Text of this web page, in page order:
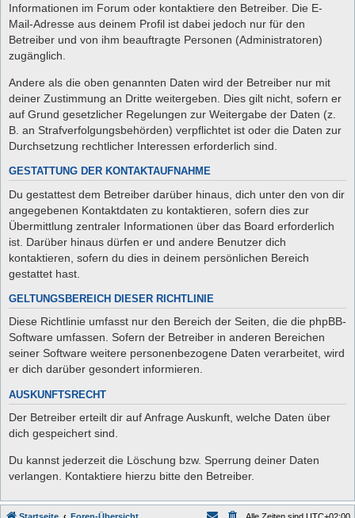
Informationen im Forum oder kontaktiere den Betreiber. Die E-
Mail-Adresse aus deinem Profil ist dabei jedoch nur für den
Betreiber und von ihm beauftragte Personen (Administratoren)
zugänglich.
Andere als die oben genannten Daten wird der Betreiber nur mit
deiner Zustimmung an Dritte weitergeben. Dies gilt nicht, sofern er
auf Grund gesetzlicher Regelungen zur Weitergabe der Daten (z.
B. an Strafverfolgungsbehörden) verpflichtet ist oder die Daten zur
Durchsetzung rechtlicher Interessen erforderlich sind.
GESTATTUNG DER KONTAKTAUFNAHME
Du gestattest dem Betreiber darüber hinaus, dich unter den von dir
angegebenen Kontaktdaten zu kontaktieren, sofern dies zur
Übermittlung zentraler Informationen über das Board erforderlich
ist. Darüber hinaus dürfen er und andere Benutzer dich
kontaktieren, sofern du dies in deinem persönlichen Bereich
gestattet hast.
GELTUNGSBEREICH DIESER RICHTLINIE
Diese Richtlinie umfasst nur den Bereich der Seiten, die die phpBB-
Software umfassen. Sofern der Betreiber in anderen Bereichen
seiner Software weitere personenbezogene Daten verarbeitet, wird
er dich darüber gesondert informieren.
AUSKUNFTSRECHT
Der Betreiber erteilt dir auf Anfrage Auskunft, welche Daten über
dich gespeichert sind.
Du kannst jederzeit die Löschung bzw. Sperrung deiner Daten
verlangen. Kontaktiere hierzu bitte den Betreiber.